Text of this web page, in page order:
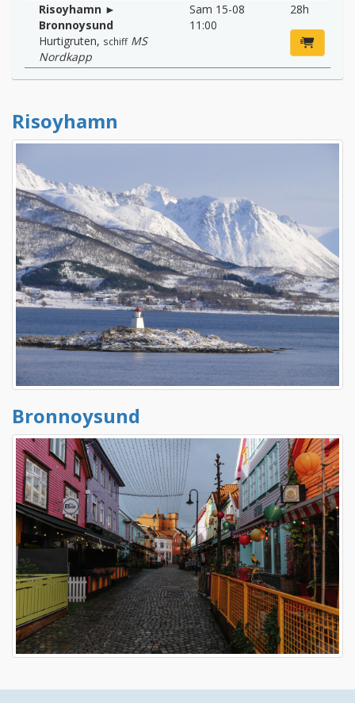
Risoyhamn ►
Bronnoysund
Hurtigruten, schiff MS
Nordkapp
Sam 15-08
11:00
28h
Risoyhamn
Bronnoysund